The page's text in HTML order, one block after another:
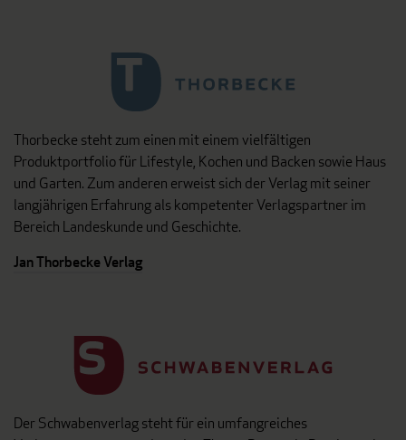
Thorbecke steht zum einen mit einem vielfältigen
Produktportfolio für Lifestyle, Kochen und Backen sowie Haus
und Garten. Zum anderen erweist sich der Verlag mit seiner
langjährigen Erfahrung als kompetenter Verlagspartner im
Bereich Landeskunde und Geschichte.
Jan Thorbecke Verlag
Der Schwabenverlag steht für ein umfangreiches